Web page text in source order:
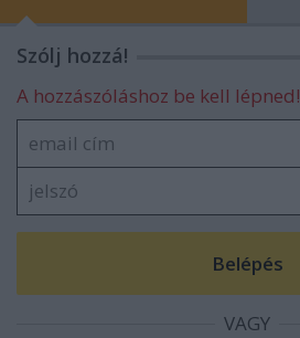
Szólj hozzá!
A hozzászóláshoz be kell lépned!
VAGY